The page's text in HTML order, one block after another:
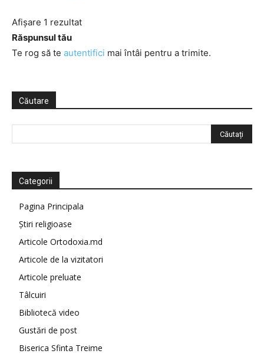
Afișare 1 rezultat
Răspunsul tău
Te rog să te autentifici mai întâi pentru a trimite.
Căutare
Categorii
Pagina Principala
Știri religioase
Articole Ortodoxia.md
Articole de la vizitatori
Articole preluate
Tâlcuiri
Bibliotecă video
Gustări de post
Biserica Sfinta Treime